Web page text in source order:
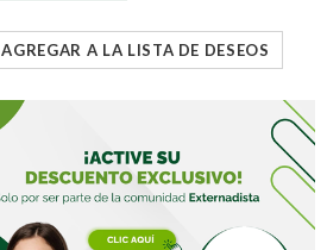
AGREGAR A LA LISTA DE DESEOS